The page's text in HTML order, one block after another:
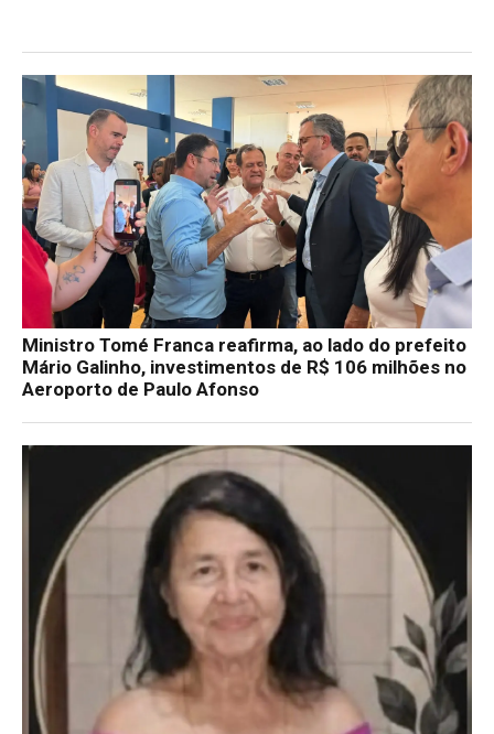
Ministro Tomé Franca reafirma, ao lado do prefeito
Mário Galinho, investimentos de R$ 106 milhões no
Aeroporto de Paulo Afonso